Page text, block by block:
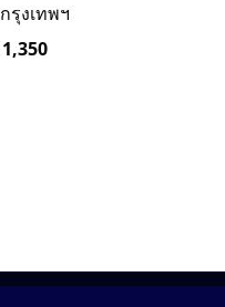
กรุงเทพฯ
1,350